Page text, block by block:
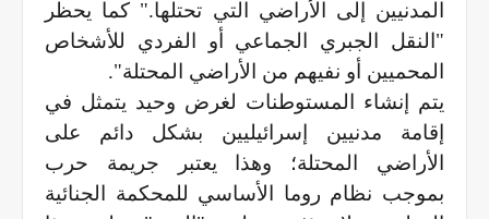
المدنيين إلى الأراضي التي تحتلها." كما يحظر
"النقل الجبري الجماعي أو الفردي للأشخاص
المحميين أو نفيهم من الأراضي المحتلة".
يتم إنشاء المستوطنات لغرض وحيد يتمثل في
إقامة مدنيين إسرائيليين بشكل دائم على
الأراضي المحتلة؛ وهذا يعتبر جريمة حرب
بموجب نظام روما الأساسي للمحكمة الجنائية